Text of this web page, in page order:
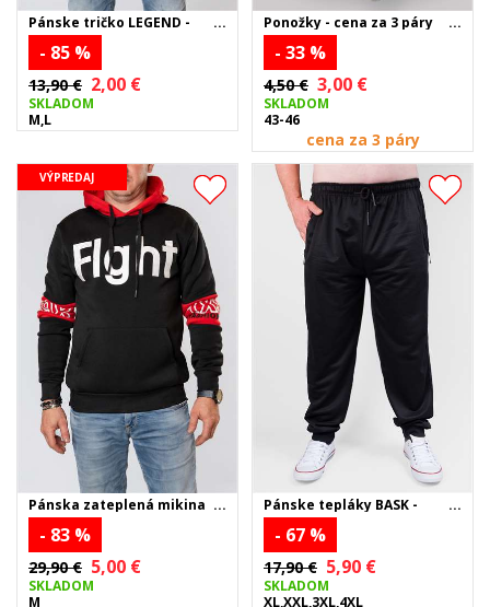
Pánske tričko LEGEND -
biele
- 85 %
13,90 € 2,00 €
SKLADOM
M,L
Ponožky - cena za 3 páry
- 33 %
4,50 € 3,00 €
SKLADOM
43-46
cena za 3 páry
VÝPREDAJ
Pánska zateplená mikina
FIGHT - čierna
- 83 %
29,90 € 5,00 €
SKLADOM
M
Pánske tepláky BASK -
čierne
- 67 %
17,90 € 5,90 €
SKLADOM
XL,XXL,3XL,4XL